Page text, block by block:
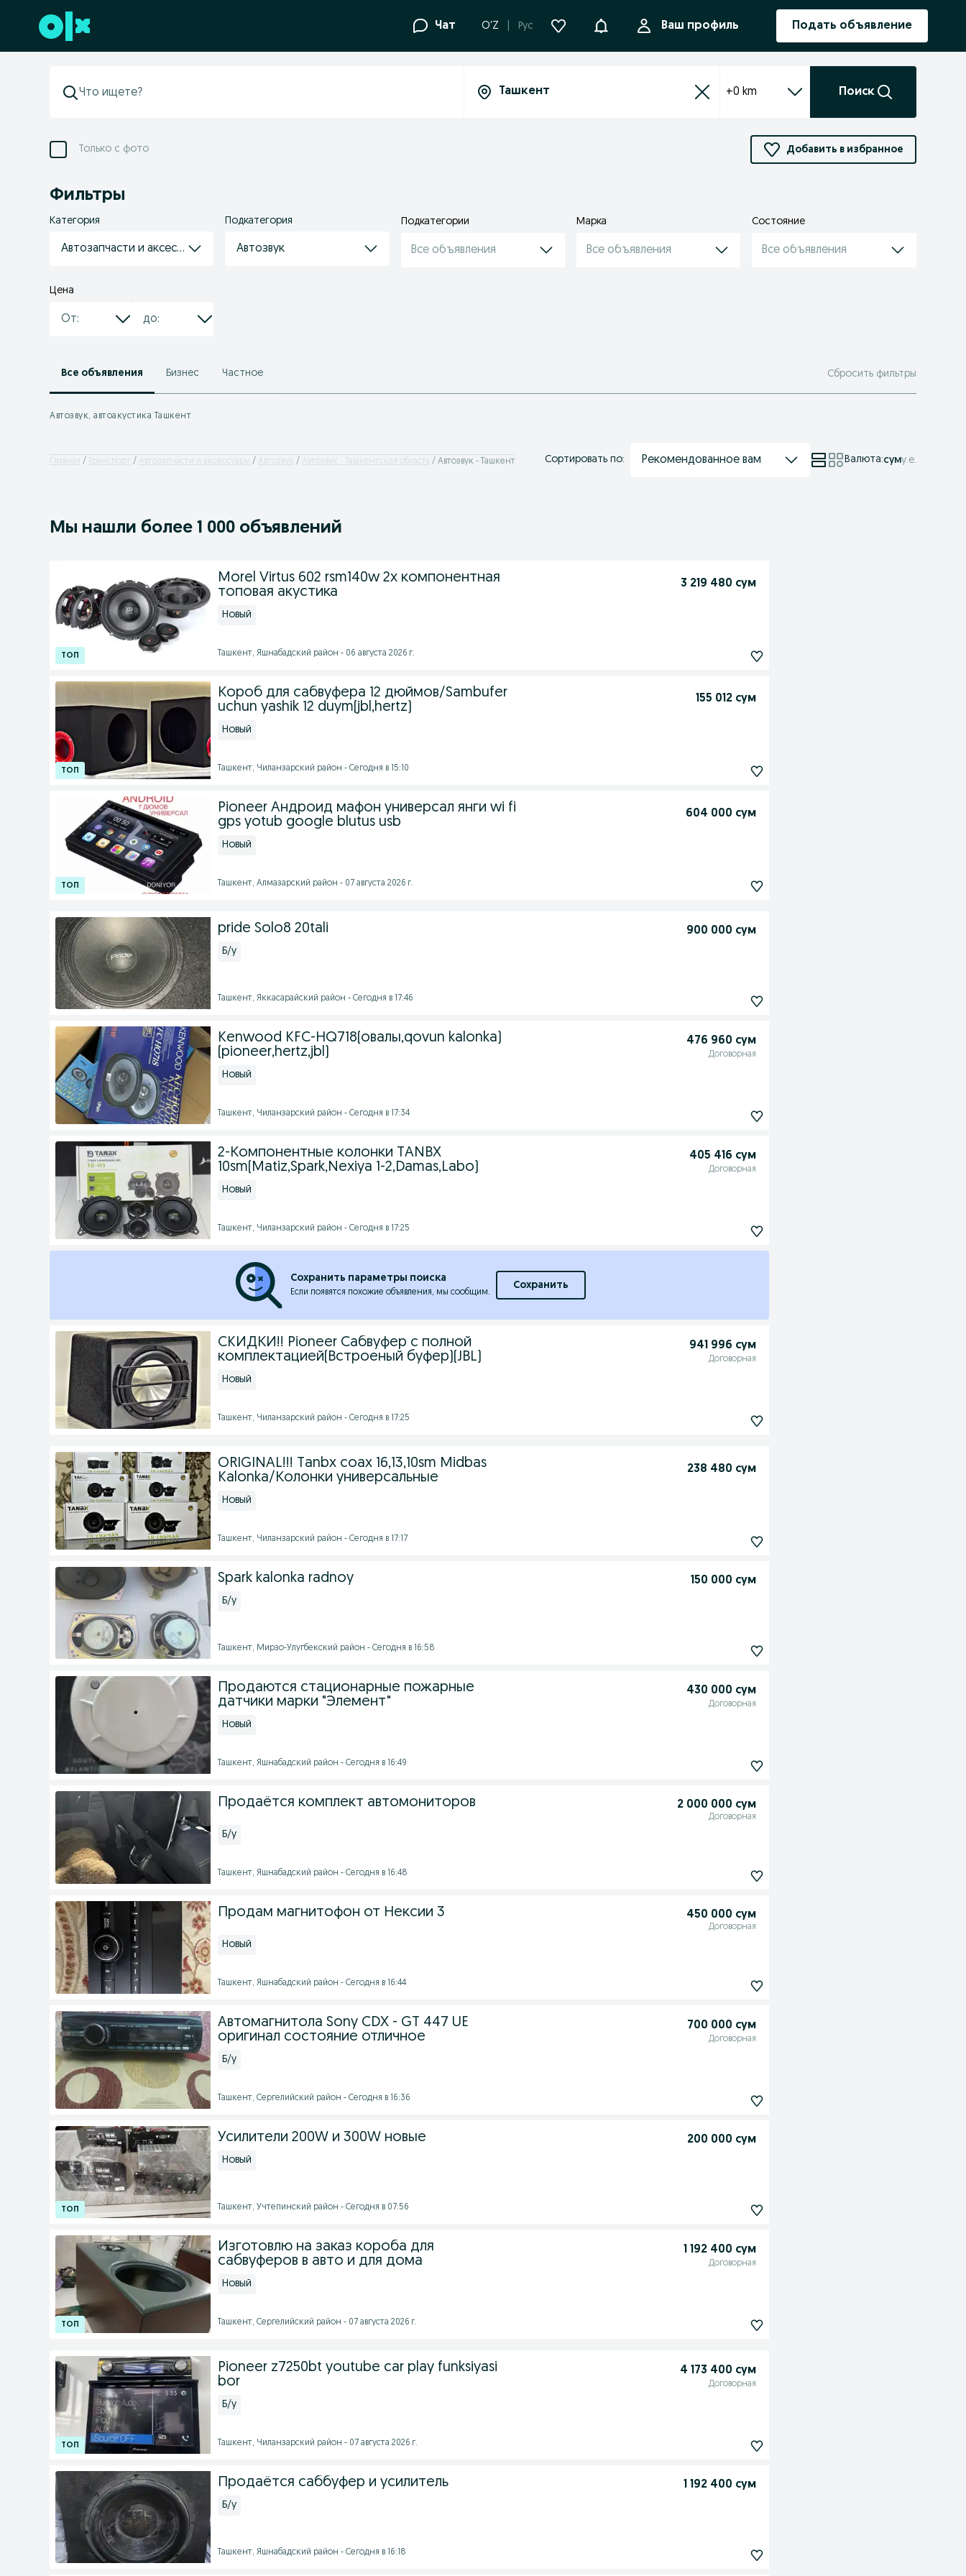
Перейти к нижнему колонтитулу Чат O'Z Рус УведомленияВаш профиль Подать объявление
+0 km Поиск
Только с фото Добавить в избранное
Фильтры
Категория
Автозапчасти и аксессуары
Подкатегория
Автозвук
Подкатегории
Все объявления
Марка
Все объявления
Состояние
Все объявления
Цена
Все объявления Бизнес Частное Сбросить фильтры
Автозвук, автоакустика Ташкент
Главная Транспорт Автозапчасти и аксессуары Автозвук Автозвук - Ташкентская область Автозвук - Ташкент Сортировать по: Рекомендованное вам Валюта:суму.е.
Мы нашли более 1 000 объявлений
Morel Virtus 602 rsm140w 2х компонентная
топовая акустика
3 219 480 сум
Новый
Ташкент, Яшнабадский район - 06 августа 2026 г.
Короб для сабвуфера 12 дюймов/Sambufer
uchun yashik 12 duym(jbl,hertz)
155 012 сум
Новый
Ташкент, Чиланзарский район - Сегодня в 15:10
Pioneer Андроид мафон универсал янги wi fi
gps yotub google blutus usb
604 000 сум
Новый
Ташкент, Алмазарский район - 07 августа 2026 г.
pride Solo8 20tali 900 000 сум
Б/у
Ташкент, Яккасарайский район - Сегодня в 17:46
Kenwood KFC-HQ718(овалы,qovun kalonka)
(pioneer,hertz,jbl)
476 960 сум
Договорная
Новый
Ташкент, Чиланзарский район - Сегодня в 17:34
2-Компонентные колонки TANBX
10sm(Matiz,Spark,Nexiya 1-2,Damas,Labo)
405 416 сум
Договорная
Новый
Ташкент, Чиланзарский район - Сегодня в 17:25
Сохранить параметры поиска
Если появятся похожие объявления, мы сообщим.
Сохранить
СKИДКИ!! Pioneer Сабвуфер с полной
комплектацией(Встроеный буфер)(JBL)
941 996 сум
Договорная
Новый
Ташкент, Чиланзарский район - Сегодня в 17:25
ORIGINAL!!! Tanbx coax 16,13,10sm Midbas
Kalonka/Колонки универсальные
238 480 сум
Новый
Ташкент, Чиланзарский район - Сегодня в 17:17
Spark kalonka radnoy 150 000 сум
Б/у
Ташкент, Мирзо-Улугбекский район - Сегодня в 16:58
Продаются стационарные пожарные
датчики марки "Элемент"
430 000 сум
Договорная
Новый
Ташкент, Яшнабадский район - Сегодня в 16:49
Продаётся комплект автомониторов 2 000 000 сум
Договорная
Б/у
Ташкент, Яшнабадский район - Сегодня в 16:48
Продам магнитофон от Нексии 3 450 000 сум
Договорная
Новый
Ташкент, Яшнабадский район - Сегодня в 16:44
Автомагнитола Sony CDX - GT 447 UE
оригинал состояние отличное
700 000 сум
Договорная
Б/у
Ташкент, Сергелийский район - Сегодня в 16:36
Усилители 200W и 300W новые 200 000 сум
Новый
Ташкент, Учтепинский район - Сегодня в 07:56
Изготовлю на заказ короба для
сабвуферов в авто и для дома
1 192 400 сум
Договорная
Новый
Ташкент, Сергелийский район - 07 августа 2026 г.
Pioneer z7250bt youtube car play funksiyasi
bor
4 173 400 сум
Договорная
Б/у
Ташкент, Чиланзарский район - 07 августа 2026 г.
Продаётся саббуфер и усилитель 1 192 400 сум
Б/у
Ташкент, Яшнабадский район - Сегодня в 16:18